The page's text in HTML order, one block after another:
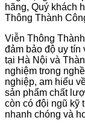
hãng, Quý khách
Thông Thành
Viễn Thông
đảm bảo độ uy
tại Hà Nội và
nghiệm trong
nghiệp, am hiểu
sản phẩm chất
còn có đội ngũ kỹ
nhanh chóng và